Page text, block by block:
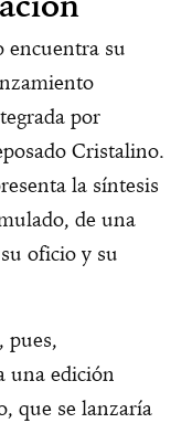
encuentra su
por
Cristalino.
la síntesis
de una
oficio y su
pues,
una edición
que se lanzaría